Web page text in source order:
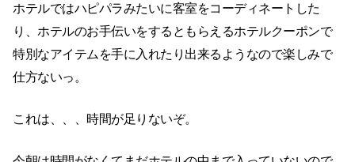
ホテルではハピパラみたいに客室をコーディネートした
り、ホテルのお手伝いをするともらえるホテルクーポンで
特別なアイテムを手に入れたり出来るようなので楽しみで
仕方ないっ。
これは、、、時間が足りないぞ。